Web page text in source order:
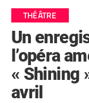
THÉÂTRE
Un
l’opéra
« Shining
avril